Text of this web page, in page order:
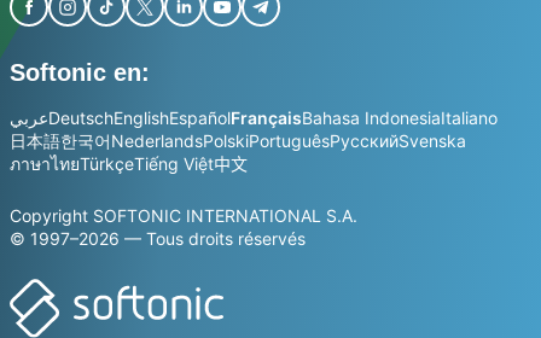
Softonic en:
عربيDeutschEnglishEspañolFrançaisBahasa IndonesiaItaliano
日本語한국어NederlandsPolskiPortuguêsРусскийSvenska
ภาษาไทยTürkçeTiếng Việt中文
Copyright SOFTONIC INTERNATIONAL S.A.
© 1997–2026 — Tous droits réservés